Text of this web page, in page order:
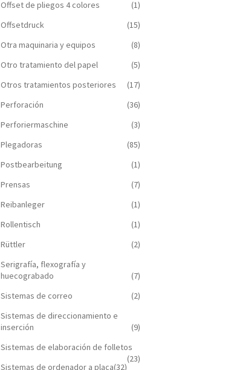
Offset de pliegos 4 colores
(1)
Offsetdruck
(15)
Otra maquinaria y equipos
(8)
Otro tratamiento del papel
(5)
Otros tratamientos posteriores
(17)
Perforación
(36)
Perforiermaschine
(3)
Plegadoras
(85)
Postbearbeitung
(1)
Prensas
(7)
Reibanleger
(1)
Rollentisch
(1)
Rüttler
(2)
Serigrafía, flexografía y
huecograbado
(7)
Sistemas de correo
(2)
Sistemas de direccionamiento e
inserción
(9)
Sistemas de elaboración de folletos
(23)
Sistemas de ordenador a placa(32)